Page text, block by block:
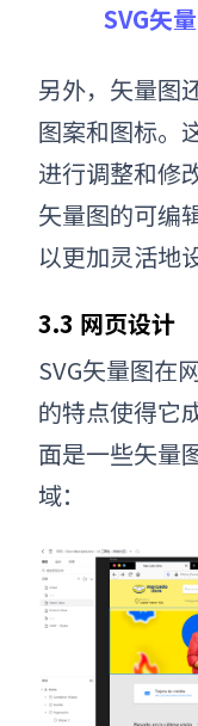
SVG矢
另外，矢量图
图案和图标。
进行调整和修
矢量图的可编
以更加灵活地
3.3 网页设计
SVG矢量图在
的特点使得它
面是一些矢量
域：